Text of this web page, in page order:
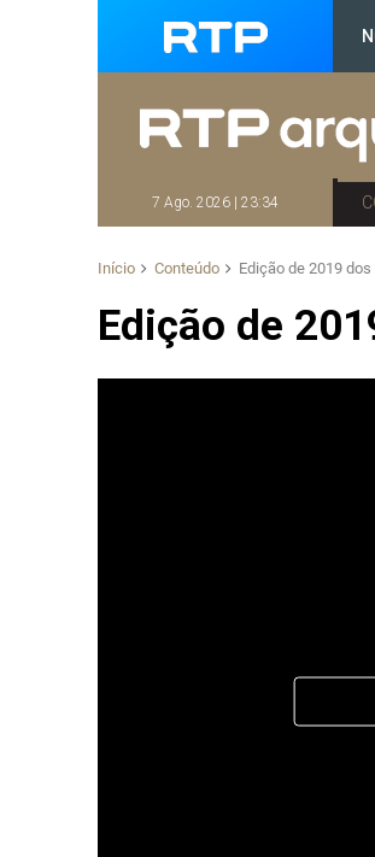
7 Ago. 2026 | 23:34
Início Conteúdo Edição de 2019
Edição de